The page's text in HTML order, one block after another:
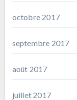
octobre 2017
septembre 2017
août 2017
juillet 2017